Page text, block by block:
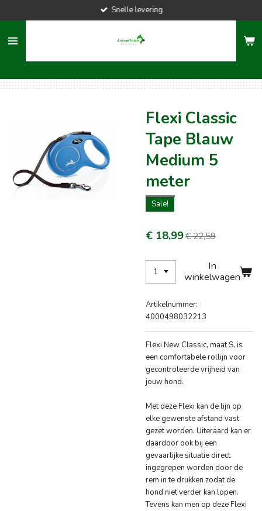
naar
hoofdinhoud
Snelle levering
Flexi Classic
Tape Blauw
Medium 5
meter
Sale!
€ 18,99€ 22,59
In
winkelwagen
Artikelnummer:
4000498032213
Flexi New Classic, maat S, is
een comfortabele rollijn voor
gecontroleerde vrijheid van
jouw hond.
Met deze Flexi kan de lijn op
elke gewenste afstand vast
gezet worden. Uiteraard kan er
daardoor ook bij een
gevaarlijke situatie direct
ingegrepen worden door de
rem in te drukken zodat de
hond niet verder kan lopen.
Tevens kan men op deze Flexi